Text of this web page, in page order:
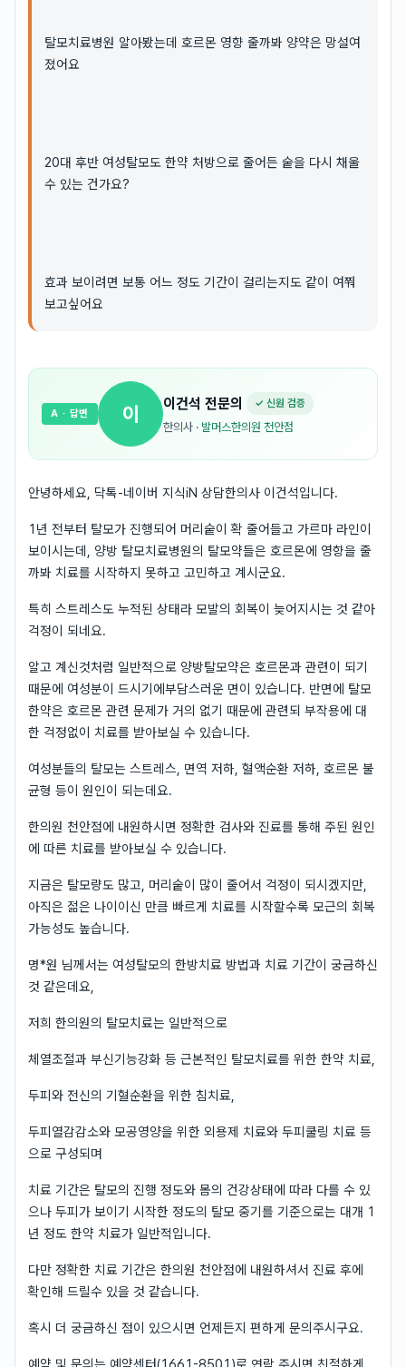
탈모치료병원 알아봤는데 호르몬 영향 줄까봐 양약은 망설여
졌어요
20대 후반 여성탈모도 한약 처방으로 줄어든 숱을 다시 채울
수 있는 건가요?
효과 보이려면 보통 어느 정도 기간이 걸리는지도 같이 여쭤
보고싶어요
이 이건석 전문의 ✓ 신원 검증
한의사 · 발머스한의원 천안점
A · 답변
안녕하세요, 닥톡-네이버 지식iN 상담한의사 이건석입니다.
1년 전부터 탈모가 진행되어 머리숱이 확 줄어들고 가르마 라인이
보이시는데, 양방 탈모치료병원의 탈모약들은 호르몬에 영향을 줄
까봐 치료를 시작하지 못하고 고민하고 계시군요.
특히 스트레스도 누적된 상태라 모발의 회복이 늦어지시는 것 같아
걱정이 되네요.
알고 계신것처럼 일반적으로 양방탈모약은 호르몬과 관련이 되기
때문에 여성분이 드시기에부담스러운 면이 있습니다. 반면에 탈모
한약은 호르몬 관련 문제가 거의 없기 때문에 관련되 부작용에 대
한 걱정없이 치료를 받아보실 수 있습니다.
여성분들의 탈모는 스트레스, 면역 저하, 혈액순환 저하, 호르몬 불
균형 등이 원인이 되는데요.
한의원 천안점에 내원하시면 정확한 검사와 진료를 통해 주된 원인
에 따른 치료를 받아보실 수 있습니다.
지금은 탈모량도 많고, 머리숱이 많이 줄어서 걱정이 되시겠지만,
아직은 젊은 나이이신 만큼 빠르게 치료를 시작할수록 모근의 회복
가능성도 높습니다.
명*원 님께서는 여성탈모의 한방치료 방법과 치료 기간이 궁금하신
것 같은데요,
저희 한의원의 탈모치료는 일반적으로
체열조절과 부신기능강화 등 근본적인 탈모치료를 위한 한약 치료,
두피와 전신의 기혈순환을 위한 침치료,
두피열감감소와 모공영양을 위한 외용제 치료와 두피쿨링 치료 등
으로 구성되며
치료 기간은 탈모의 진행 정도와 몸의 건강상태에 따라 다를 수 있
으나 두피가 보이기 시작한 정도의 탈모 중기를 기준으로는 대개 1
년 정도 한약 치료가 일반적입니다.
다만 정확한 치료 기간은 한의원 천안점에 내원하셔서 진료 후에
확인해 드릴수 있을 것 같습니다.
혹시 더 궁금하신 점이 있으시면 언제든지 편하게 문의주시구요.
예약 및 문의는 예약센터(1661-8501)로 연락 주시면 친절하게